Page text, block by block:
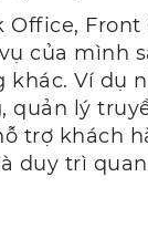
Office, Front
của mình
khác. Ví dụ
quản lý
trợ khách
duy trì